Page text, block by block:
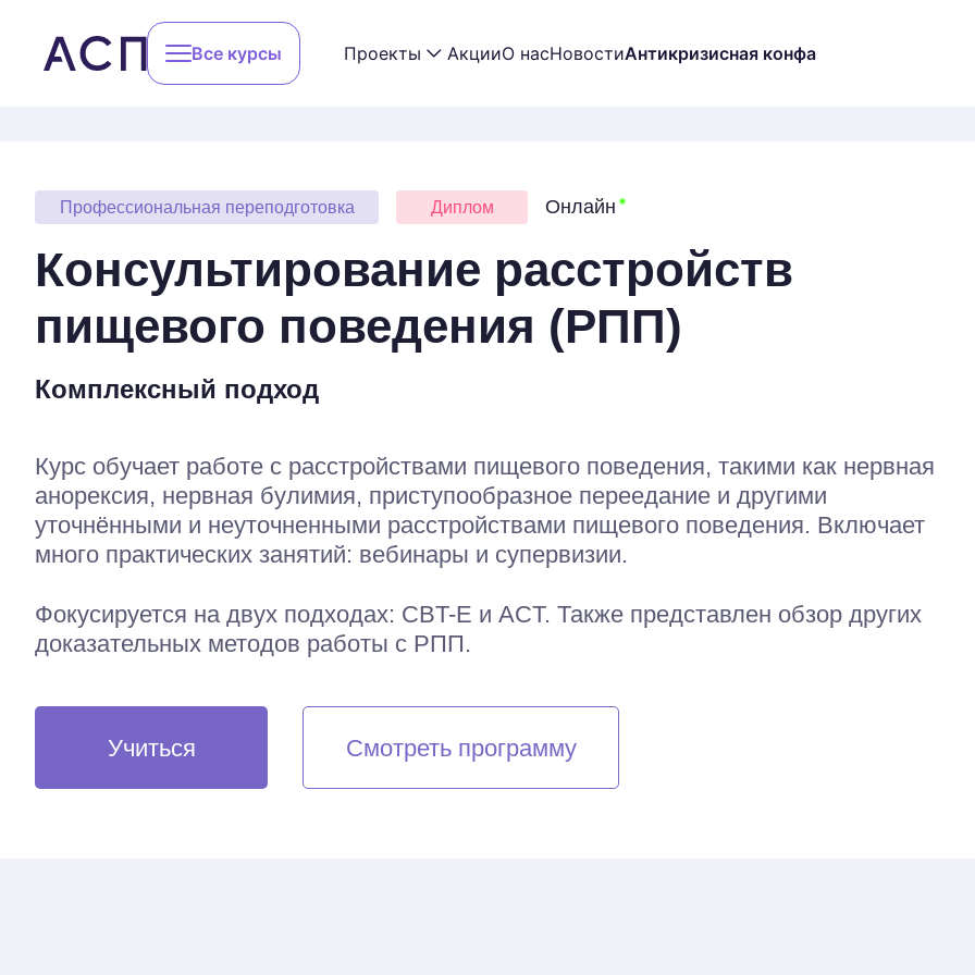
Все курсы
Методы психотерапии
Профессии
Учиться бесплатно
Перейти в каталог
Проекты
Конференции
Обучение РО ДБТ в России
Реферальная программа
АкцииО насНовостиАнтикризисная конфа
Консультирование расстройств
пищевого поведения (РПП)
Курс обучает работе с расстройствами пищевого поведения, такими как нервная
анорексия, нервная булимия, приступообразное переедание и другими
уточнёнными и неуточненными расстройствами пищевого поведения. Включает
много практических занятий: вебинары и супервизии.
Фокусируется на двух подходах: CBT-E и ACT. Также представлен обзор других
доказательных методов работы с РПП.
Учиться Смотреть программу
Комплексный подход
Диплом
Профессиональная переподготовка Онлайн